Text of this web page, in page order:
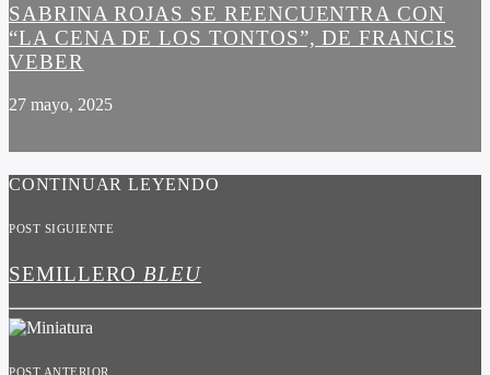
SABRINA ROJAS SE REENCUENTRA CON
“LA CENA DE LOS TONTOS”, DE FRANCIS
VEBER
27 mayo, 2025
CONTINUAR LEYENDO
POST SIGUIENTE
SEMILLERO BLEU
POST ANTERIOR